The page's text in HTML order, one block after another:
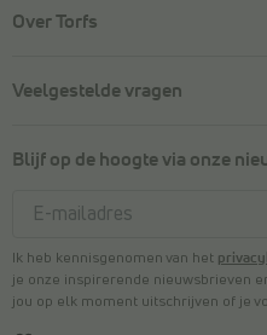
Over Torfs
Veelgestelde vragen
Blijf op de hoogte via onze
Ik heb kennisgenomen van het
je onze inspirerende nieuwsbrieven
jou op elk moment uitschrijven of je